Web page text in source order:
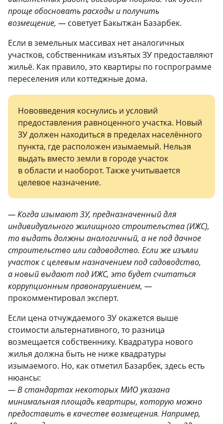
проще обосновать расходы и получить
возмещение, — советует Бакытжан Базарбек.
Если в земельных массивах нет аналогичных
участков, собственникам изъятых ЗУ предоставляют
жильё. Как правило, это квартиры по госпрограмме
переселения или коттеджные дома.
Нововведения коснулись и условий
предоставления равноценного участка. Новый
ЗУ должен находиться в пределах населённого
пункта, где расположен изымаемый. Нельзя
выдать вместо земли в городе участок
в области и наоборот. Также учитывается
целевое назначение.
— Когда изымают ЗУ, предназначенный для
индивидуального жилищного строительства (ИЖС),
то выдать должны аналогичный, а не под дачное
строительство или садоводство. Если же изъяли
участок с целевым назначением под садоводство,
а новый выдают под ИЖС, это будет считаться
коррупционным правонарушением, —
прокомментировал эксперт.
Если цена отчуждаемого ЗУ окажется выше
стоимости альтернативного, то разница
возмещается собственнику. Квадратура нового
жилья должна быть не ниже квадратуры
изымаемого. Но, как отметил Базарбек, здесь есть
нюансы:
— В стандартах некоторых МИО указана
минимальная площадь квартиры, которую можно
предоставить в качестве возмещения. Например,